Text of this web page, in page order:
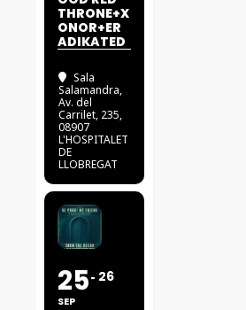
THRONE+X
ONOR+ER
ADIKATED
Sala
Salamandra,
Av. del
Carrilet, 235,
08907
L'HOSPITALET
DE
LLOBREGAT
25
SEP
26